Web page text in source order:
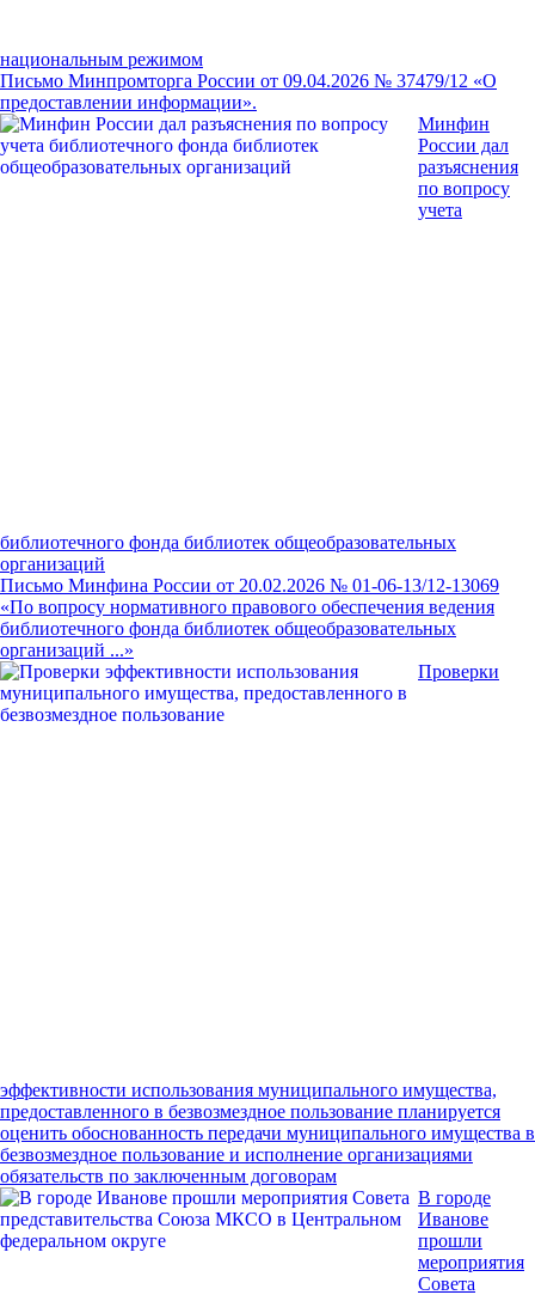
национальным режимом
Письмо Минпромторга России от 09.04.2026 № 37479/12 «О
предоставлении информации».
Минфин
России дал
разъяснения
по вопросу
учета
библиотечного фонда библиотек общеобразовательных
организаций
Письмо Минфина России от 20.02.2026 № 01-06-13/12-13069
«По вопросу нормативного правового обеспечения ведения
библиотечного фонда библиотек общеобразовательных
организаций ...»
Проверки
эффективности использования муниципального имущества,
предоставленного в безвозмездное пользование планируется
оценить обоснованность передачи муниципального имущества в
безвозмездное пользование и исполнение организациями
обязательств по заключенным договорам
В городе
Иванове
прошли
мероприятия
Совета